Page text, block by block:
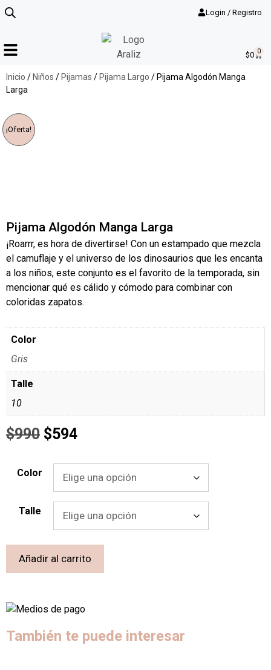
$0 0
Login / Registro
Inicio / Niños / Pijamas / Pijama Largo / Pijama Algodón Manga
Larga
¡Oferta!
Pijama Algodón Manga Larga
¡Roarrr, es hora de divertirse! Con un estampado que mezcla
el camuflaje y el universo de los dinosaurios que les encanta
a los niños, este conjunto es el favorito de la temporada, sin
mencionar qué es cálido y cómodo para combinar con
coloridas zapatos.
Color
Gris
Talle
10
$990 $594
Color
Talle
Añadir al carrito
También te puede interesar